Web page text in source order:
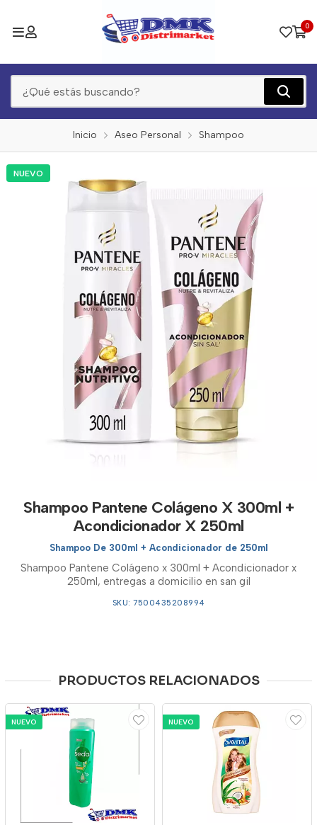
0
Inicio Aseo Personal Shampoo
NUEVO
Shampoo Pantene Colágeno X 300ml +
Acondicionador X 250ml
Shampoo De 300ml + Acondicionador de 250ml
Shampoo Pantene Colágeno x 300ml + Acondicionador x
250ml, entregas a domicilio en san gil
SKU: 7500435208994
PRODUCTOS RELACIONADOS
NUEVO NUEVO